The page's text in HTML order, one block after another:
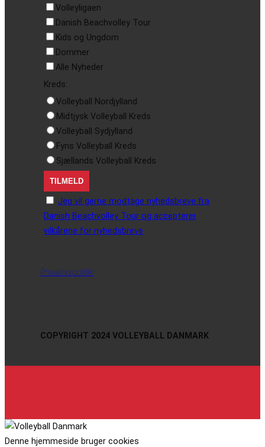
Volleyligaen
Danish Beachvolley Tour
Kids og Ungdom
Dommer
Alle Nyheder
Kreds:
Volleyball Nordjylland
Midtjysk Volleyball Kreds
Volleyball Sydjylland
Fyns Volleyball Kreds
Sjællands Volleyball Kreds
Jeg vil gerne modtage nyhedsbreve fra
Danish Beachvolley Tour og accepterer
vilkårene for nyhedsbreve
Privatlivspolitik
COPYRIGHT 2024 VOLLEYBALL DANMARK
Denne hjemmeside bruger cookies